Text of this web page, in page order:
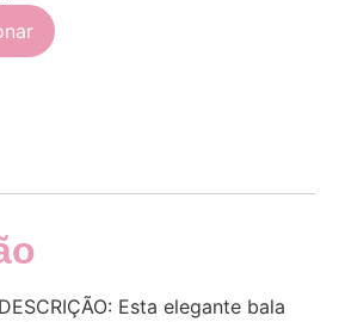
Esta elegante bala